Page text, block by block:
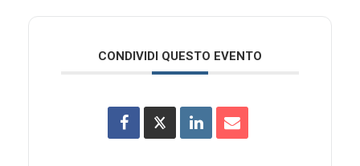
CONDIVIDI QUESTO EVENTO